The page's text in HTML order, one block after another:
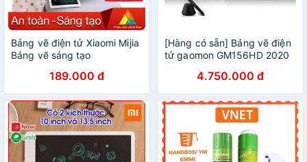
Bảng vẽ điện tử Xiaomi Mijia
Bảng vẽ sáng tạo
189.000 đ
[Hàng có sẵn] Bảng vẽ điện
tử gaomon GM156HD 2020
4.750.000 đ